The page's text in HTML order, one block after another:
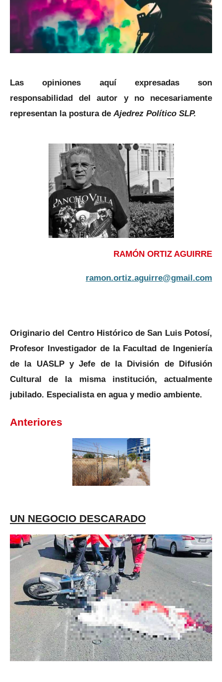
Las opiniones aquí expresadas son
responsabilidad del autor y no necesariamente
representan la postura deAjedrez Político SLP.
RAMÓN ORTIZ AGUIRRE
ramon.ortiz.aguirre@gmail.com
Originario del Centro Histórico de San Luis Potosí,
Profesor Investigador de la Facultad de Ingeniería
de la UASLP y Jefe de la División de Difusión
Cultural de la misma institución, actualmente
jubilado. Especialista en agua y medio ambiente.
Anteriores
UN NEGOCIO DESCARADO